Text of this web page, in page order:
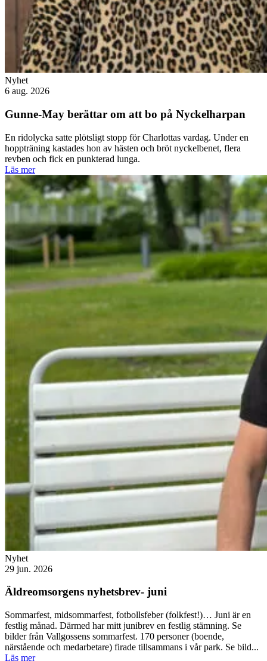
Nyhet
6 aug. 2026
Gunne-May berättar om att bo på Nyckelharpan
En ridolycka satte plötsligt stopp för Charlottas vardag. Under en
hoppträning kastades hon av hästen och bröt nyckelbenet, flera
revben och fick en punkterad lunga.
Läs mer
Nyhet
29 jun. 2026
Äldreomsorgens nyhetsbrev- juni
Sommarfest, midsommarfest, fotbollsfeber (folkfest!)… Juni är en
festlig månad. Därmed har mitt junibrev en festlig stämning. Se
bilder från Vallgossens sommarfest. 170 personer (boende,
närstående och medarbetare) firade tillsammans i vår park. Se bild...
Läs mer